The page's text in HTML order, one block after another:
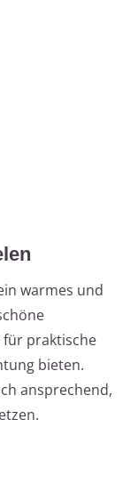
warmes und
für praktische
bieten.
ansprechend,